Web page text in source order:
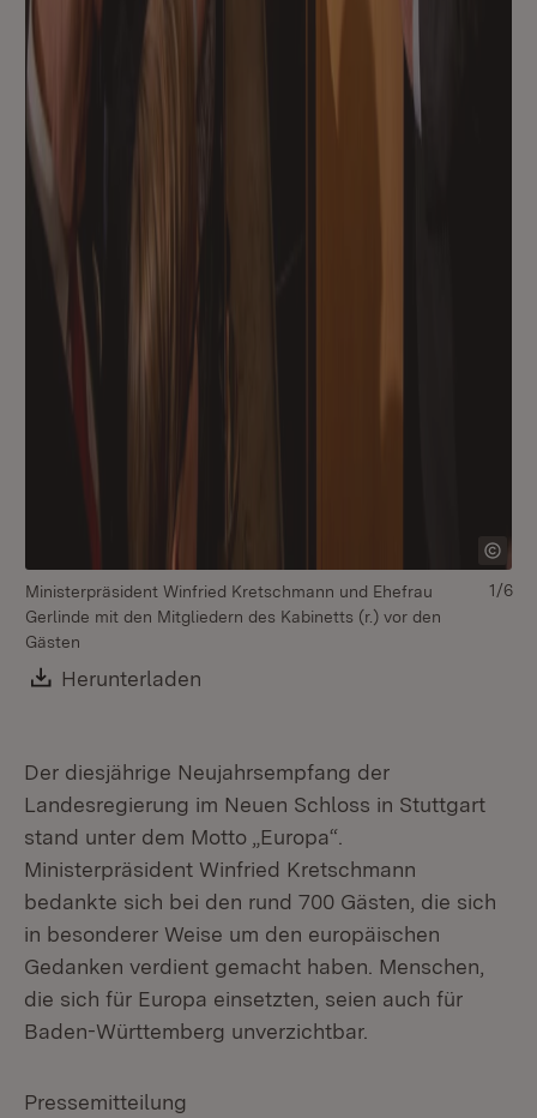
Ministerpräsident Winfried Kretschmann und Ehefrau
Gerlinde mit den Mitgliedern des Kabinetts (r.) vor den
Gästen
Download:
Herunterladen
1/6
Der diesjährige Neujahrsempfang der
Landesregierung im Neuen Schloss in Stuttgart
stand unter dem Motto „Europa“.
Ministerpräsident Winfried Kretschmann
bedankte sich bei den rund 700 Gästen, die sich
in besonderer Weise um den europäischen
Gedanken verdient gemacht haben. Menschen,
die sich für Europa einsetzten, seien auch für
Baden-Württemberg unverzichtbar.
Pressemitteilung